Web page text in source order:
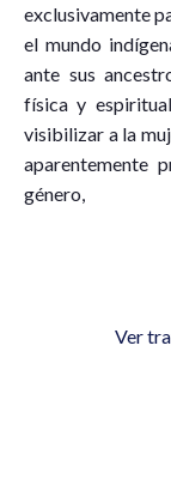
exclusivamente
el mundo
ante sus
física y
visibilizar a la
aparentemente
género,
Ver